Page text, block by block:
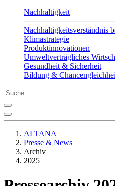
Nachhaltigkeit
Nachhaltigkeitsverständnis
Klimastrategie
Produktinnovationen
Umweltverträgliches
Gesundheit & Sicherheit
Bildung &
ALTANA
Presse & News
Archiv
2025